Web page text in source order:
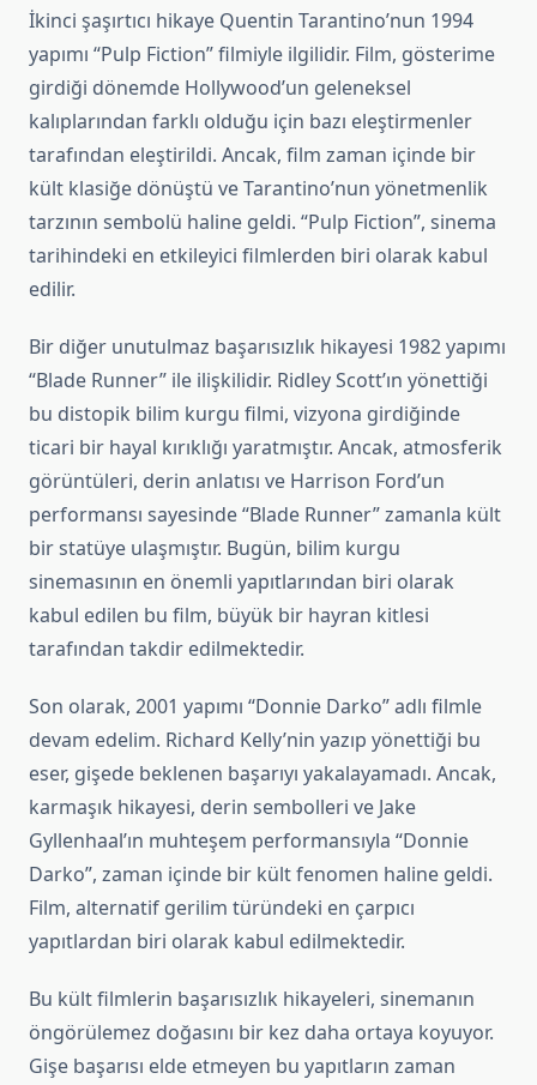
İkinci şaşırtıcı hikaye Quentin Tarantino’nun 1994
yapımı “Pulp Fiction” filmiyle ilgilidir. Film, gösterime
girdiği dönemde Hollywood’un geleneksel
kalıplarından farklı olduğu için bazı eleştirmenler
tarafından eleştirildi. Ancak, film zaman içinde bir
kült klasiğe dönüştü ve Tarantino’nun yönetmenlik
tarzının sembolü haline geldi. “Pulp Fiction”, sinema
tarihindeki en etkileyici filmlerden biri olarak kabul
edilir.
Bir diğer unutulmaz başarısızlık hikayesi 1982 yapımı
“Blade Runner” ile ilişkilidir. Ridley Scott’ın yönettiği
bu distopik bilim kurgu filmi, vizyona girdiğinde
ticari bir hayal kırıklığı yaratmıştır. Ancak, atmosferik
görüntüleri, derin anlatısı ve Harrison Ford’un
performansı sayesinde “Blade Runner” zamanla kült
bir statüye ulaşmıştır. Bugün, bilim kurgu
sinemasının en önemli yapıtlarından biri olarak
kabul edilen bu film, büyük bir hayran kitlesi
tarafından takdir edilmektedir.
Son olarak, 2001 yapımı “Donnie Darko” adlı filmle
devam edelim. Richard Kelly’nin yazıp yönettiği bu
eser, gişede beklenen başarıyı yakalayamadı. Ancak,
karmaşık hikayesi, derin sembolleri ve Jake
Gyllenhaal’ın muhteşem performansıyla “Donnie
Darko”, zaman içinde bir kült fenomen haline geldi.
Film, alternatif gerilim türündeki en çarpıcı
yapıtlardan biri olarak kabul edilmektedir.
Bu kült filmlerin başarısızlık hikayeleri, sinemanın
öngörülemez doğasını bir kez daha ortaya koyuyor.
Gişe başarısı elde etmeyen bu yapıtların zaman